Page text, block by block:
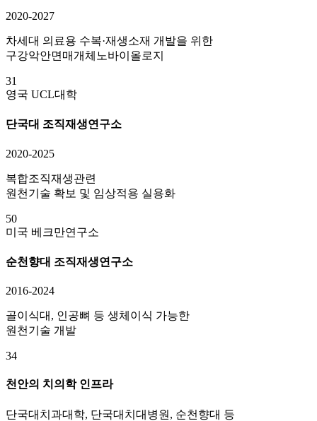
2020-2027
차세대 의료용 수복·재생소재 개발을 위한
구강악안면매개체노바이올로지
31
영국 UCL대학
단국대 조직재생연구소
2020-2025
복합조직재생관련
원천기술 확보 및 임상적용 실용화
50
미국 베크만연구소
순천향대 조직재생연구소
2016-2024
골이식대, 인공뼈 등 생체이식 가능한
원천기술 개발
34
천안의 치의학 인프라
단국대치과대학, 단국대치대병원, 순천향대 등